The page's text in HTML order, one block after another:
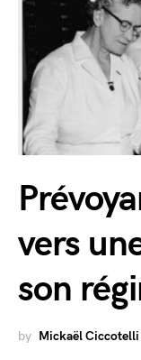
vers
son
by Mickaël Ciccotelli